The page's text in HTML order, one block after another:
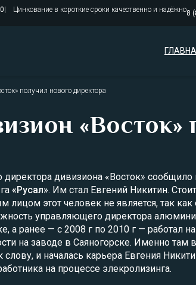
Цинкование в короткие сроки качественно и надёжно8
получил нового директора
директора дивизиона «Восток» сообщило
«Русал». Им стал Евгений Никитин. Стоит
лицом этот человек не является, так как
управляющего директора
а ранее — с 2008 г по 2010 г — работал на
на заводе в Саяногорске. Именно там в
и началась карьера Евгения
на процессе элекролизинга.